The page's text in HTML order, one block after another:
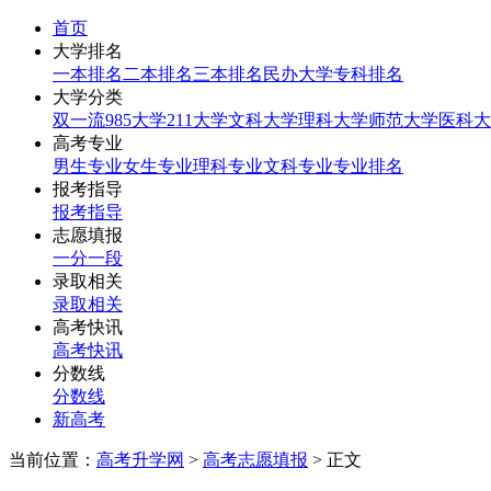
首页
大学排名
一本排名 二本排名三本排名 民办大学专科排名
大学分类
双一流985大学211大学文科大学理科大学师范大学医科
高考专业
男生专业女生专业理科专业文科专业专业排名
报考指导
报考指导
志愿填报
一分一段
录取相关
录取相关
高考快讯
高考快讯
分数线
分数线
新高考
当前位置： 高考升学网 > 高考志愿填报 > 正文